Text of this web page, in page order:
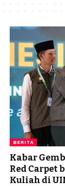
BERITA
Kabar
Red Carpet
Kuliah di